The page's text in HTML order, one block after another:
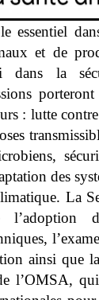
essentiel
et de
dans la
porteront
: lutte
des
La
l’adoption
ainsi que
l’OMSA,